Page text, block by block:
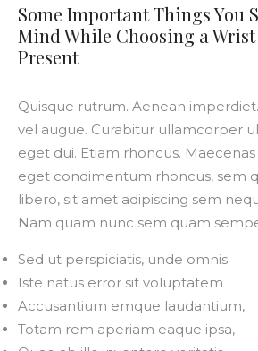
Some Important Things You
Mind While Choosing a Wrist
Present
Quisque rutrum. Aenean
vel augue. Curabitur ullamcorper
eget dui. Etiam rhoncus.
eget condimentum rhoncus, sem
libero, sit amet adipiscing sem
Nam quam nunc sem quam
Sed ut perspiciatis, unde omnis
Iste natus error sit voluptatem
Accusantium emque laudantium,
Totam rem aperiam eaque ipsa,